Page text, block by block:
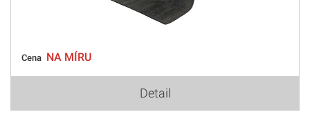
Cena NA MÍRU
Detail